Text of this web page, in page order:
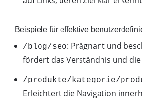
Beispiele für effektive
/blog/seo: Prägnant und
fördert das Verständnis und die
/produkte/kategorie/
Erleichtert die Navigation